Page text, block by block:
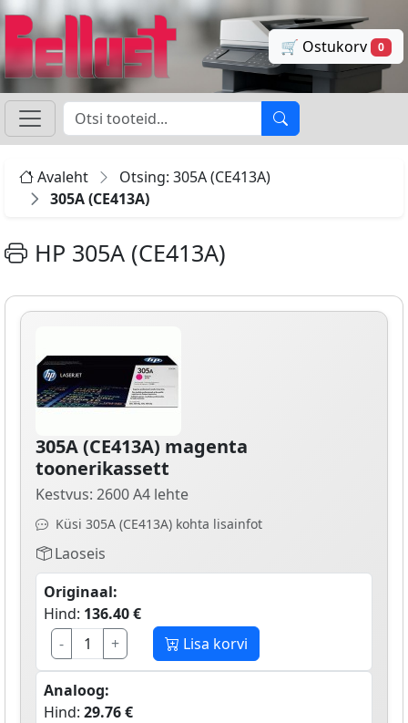
🛒 Ostukorv 0
Avaleht
Otsing: 305A (CE413A)
305A (CE413A)
HP 305A (CE413A)
305A (CE413A) magenta
toonerikassett
Kestvus: 2600 A4 lehte
Küsi 305A (CE413A) kohta lisainfot
Laoseis
Originaal:
Hind: 136.40 €
-
+ Lisa korvi
Analoog:
Hind: 29.76 €